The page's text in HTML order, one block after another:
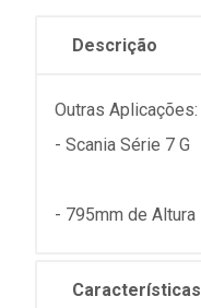
Descrição
Outras Aplicações:
- Scania Série 7 G
- 795mm de Altura
Características